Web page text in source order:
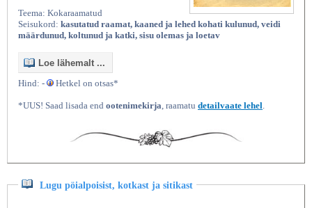
Teema: Kokaraamatud
Seisukord: kasutatud raamat, kaaned ja lehed kohati kulunud, veidi
määrdunud, koltunud ja katki, sisu olemas ja loetav
Loe lähemalt ...
Hind: -
Hetkel on otsas*
*UUS! Saad lisada end ootenimekirja, raamatu detailvaate lehel.
Lugu pöialpoisist, kotkast ja sitikast